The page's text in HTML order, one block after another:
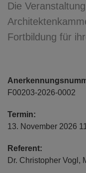
Die
Fortbildung für
F00203-2026-0002
Termin:
13. November 2026
Referent:
Dr. Christopher Vogl,